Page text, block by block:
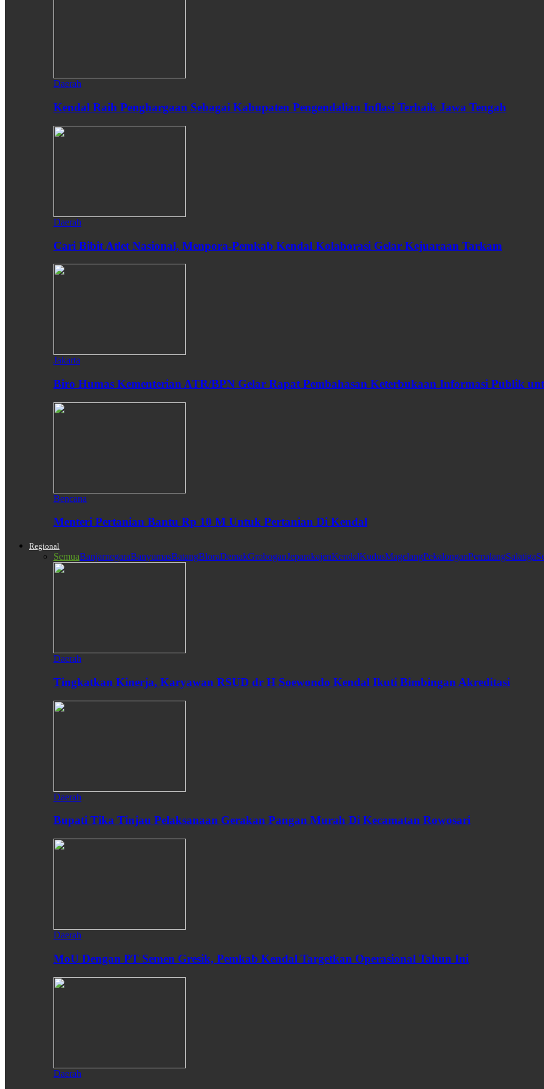
Daerah
Kendal Raih Penghargaan Sebagai Kabupaten Pengendalian Inflasi Terbaik Jawa Tengah
Daerah
Cari Bibit Atlet Nasional, Menpora-Pemkab Kendal Kolaborasi Gelar Kejuaraan Tarkam
Jakarta
Biro Humas Kementerian ATR/BPN Gelar Rapat Pembahasan Keterbukaan Informasi Publik
Bencana
Menteri Pertanian Bantu Rp 10 M Untuk Pertanian Di Kendal
Regional
SemuaBanjarnegaraBanyumasBatangBloraDemakGroboganJeparakajenKendalKudusMagelangPekalonganPemalangSalatiga
Daerah
Tingkatkan Kinerja, Karyawan RSUD dr H Soewondo Kendal Ikuti Bimbingan Akreditasi
Daerah
Bupati Tika Tinjau Pelaksanaan Gerakan Pangan Murah Di Kecamatan Rowosari
Daerah
MoU Dengan PT Semen Gresik, Pemkab Kendal Targetkan Operasional Tahun Ini
Daerah